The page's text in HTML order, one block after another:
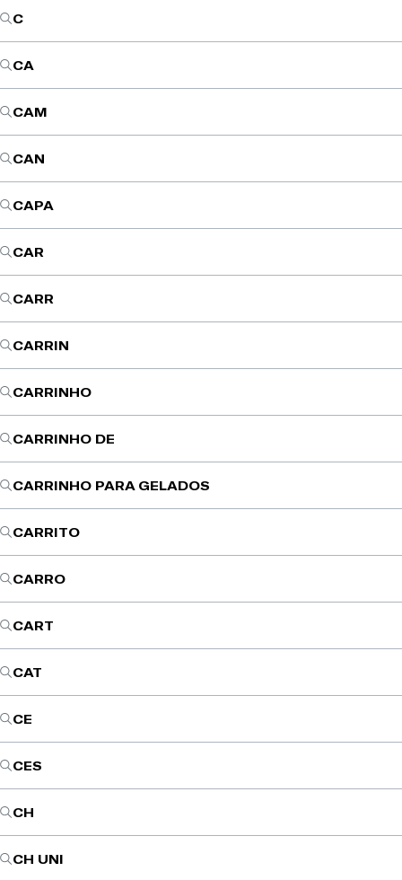
C
CA
CAM
CAN
CAPA
CAR
CARR
CARRIN
CARRINHO
CARRINHO DE
CARRINHO PARA GELADOS
CARRITO
CARRO
CART
CAT
CE
CES
CH
CH UNI